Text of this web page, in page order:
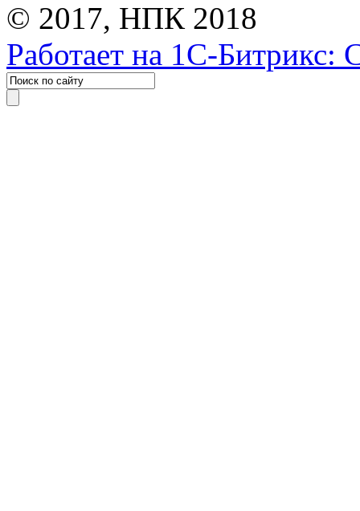
© 2017, НПК 2018
Работает на 1С-Битрикс: